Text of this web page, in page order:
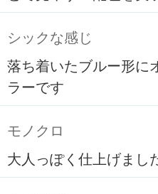
シックな感じ
落ち着いたブルー形に
ラーです
モノクロ
大人っぽく仕上げまし